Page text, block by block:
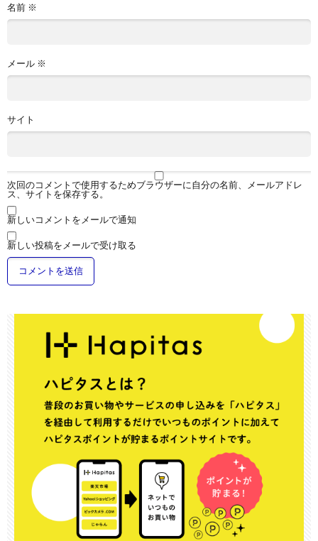
名前 ※
メール ※
サイト
次回のコメントで使用するためブラウザーに自分の名前、メールアドレ
ス、サイトを保存する。
新しいコメントをメールで通知
新しい投稿をメールで受け取る